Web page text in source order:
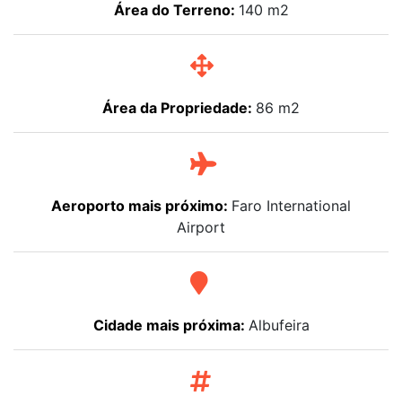
Área do Terreno: 140 m2
Área da Propriedade: 86 m2
Aeroporto mais próximo: Faro International
Airport
Cidade mais próxima: Albufeira